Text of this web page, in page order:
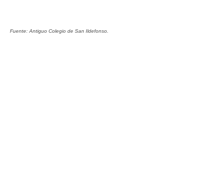
Fuente: Antiguo Colegio de San Ildefonso.